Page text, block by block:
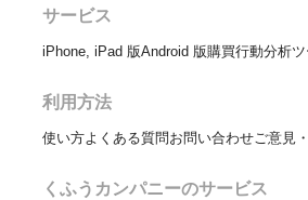
サービス
iPhone, iPad 版Android 版購買行動分析
利用方法
使い方よくある質問お問い合わせ ご意見
くふうカンパニーのサービス